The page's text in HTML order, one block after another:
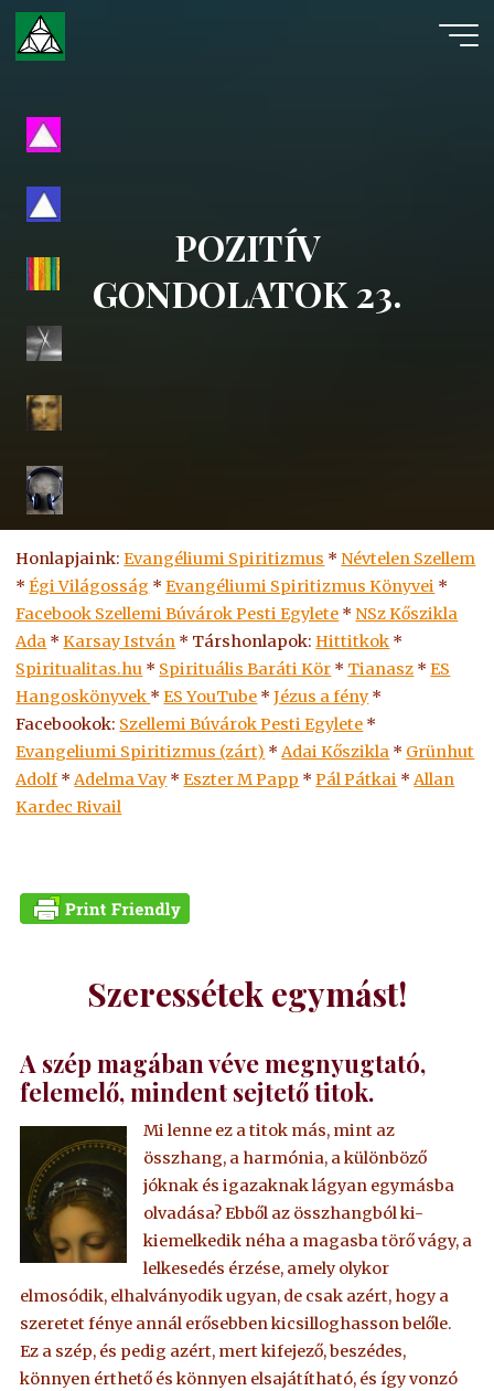
Skip
content
POZITÍV
GONDOLATOK 23.
Honlapjaink:Evangéliumi Spiritizmus * Névtelen Szellem
*Égi Világosság *Evangéliumi Spiritizmus Könyvei *
Facebook Szellemi Búvárok Pesti Egylete * NSz Kőszikla
Ada *Karsay István * Társhonlapok:Hittitkok *
Spiritualitas.hu * Spirituális Baráti Kör * Tianasz *ES
Hangoskönyvek *ESYouTube *Jézus a fény *
Facebookok: Szellemi Búvárok Pesti Egylete *
Evangeliumi Spiritizmus (zárt) *Adai Kőszikla * Grünhut
Adolf *Adelma Vay *Eszter M Papp *Pál Pátkai *Allan
Kardec Rivail
Szeressétek egymást!
A szép magában véve megnyugtató,
felemelő, mindent sejtető titok.
Mi lenne ez a titok más, mint az
összhang, a harmónia, a különböző
jóknak és igazaknak lágyan egymásba
olvadása? Ebből az összhangból ki-
kiemelkedik néha a magasba törő vágy, a
lelkesedés érzése, amely olykor
elmosódik, elhalványodik ugyan, de csak azért, hogy a
szeretet fénye annál erősebben kicsilloghasson belőle.
Ez a szép, és pedig azért, mert kifejező, beszédes,
könnyen érthető és könnyen elsajátítható, és így vonzó